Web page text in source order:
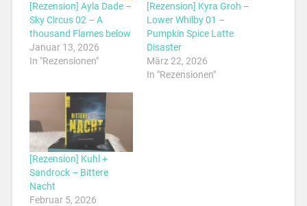
[Rezension] Ayla Dade –
Sky Circus 02 – A
thousand Flames below
Januar 13, 2026
In "Rezensionen"
[Rezension] Kyra Groh –
Lower Whilby 01 –
Pumpkin Spice Latte
Disaster
März 22, 2026
In "Rezensionen"
[Rezension] Kuhl +
Sandrock – Bittere
Nacht
Februar 5, 2026